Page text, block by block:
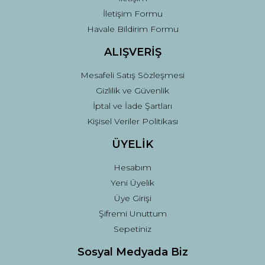
İletişim Formu
Havale Bildirim Formu
ALIŞVERİŞ
Mesafeli Satış Sözleşmesi
Gizlilik ve Güvenlik
İptal ve İade Şartları
Kişisel Veriler Politikası
ÜYELİK
Hesabım
Yeni Üyelik
Üye Girişi
Şifremi Unuttum
Sepetiniz
Sosyal Medyada Biz